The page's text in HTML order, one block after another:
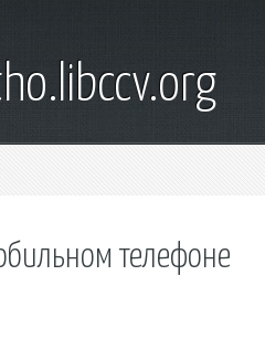
телефоне